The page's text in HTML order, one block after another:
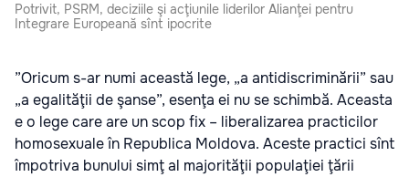
Potrivit, PSRM, deciziile şi acţiunile liderilor Alianţei pentru
Integrare Europeană sînt ipocrite
”Oricum s-ar numi această lege, „a antidiscriminării” sau
„a egalităţii de şanse”, esenţa ei nu se schimbă. Aceasta
e o lege care are un scop fix – liberalizarea practicilor
homosexuale în Republica Moldova. Aceste practici sînt
împotriva bunului simţ al majorităţii populaţiei ţării